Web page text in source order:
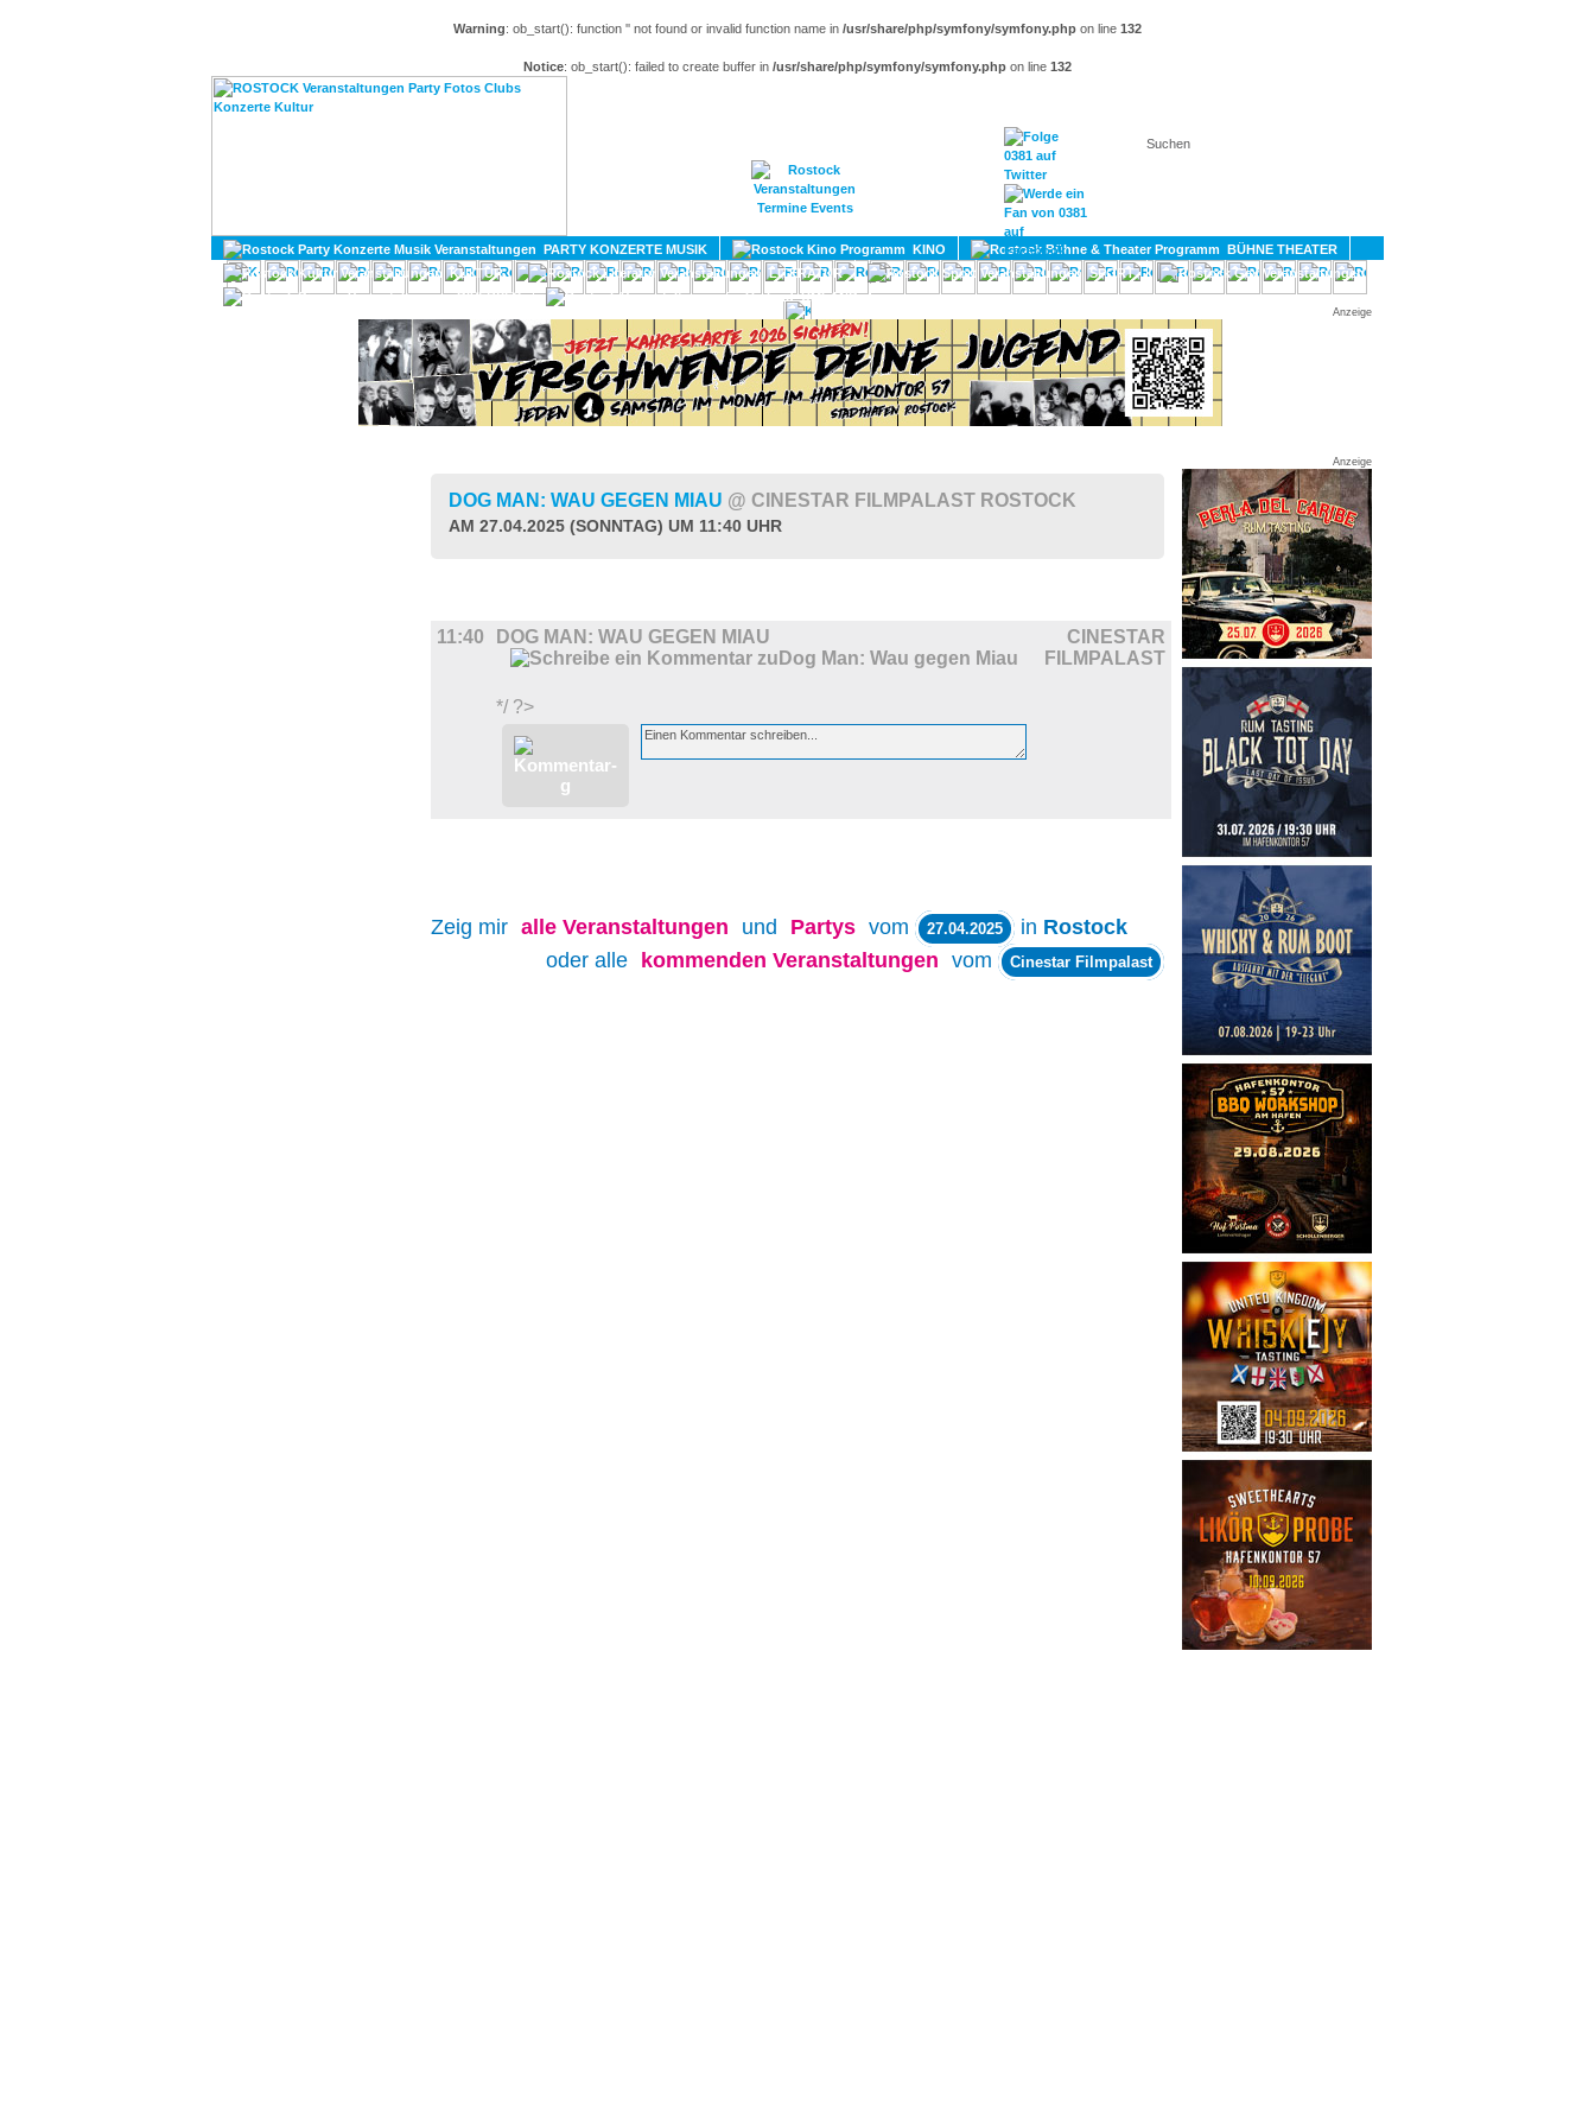
Warning: ob_start(): function '' not found or invalid function name in /usr/share/php/symfony/symfony.php on line 132
Notice: ob_start(): failed to create buffer in /usr/share/php/symfony/symfony.php on line 132
KONTAKT
PARTY KONZERTE MUSIK KINO
BÜHNE THEATER
KULTUR
LITERATUR SPORT
GAY
DIVERSES
UMLAND
Anzeige
Anzeige
DOG MAN: WAU GEGEN MIAU @ CINESTAR FILMPALAST ROSTOCK
AM 27.04.2025 (SONNTAG) UM 11:40 UHR
11:40 DOG MAN: WAU GEGEN MIAU
CINESTAR
FILMPALAST
*/ ?>
Zeig mir alle Veranstaltungen und Partys vom 27.04.2025 in Rostock
oder alle
kommenden Veranstaltungen vom Cinestar Filmpalast